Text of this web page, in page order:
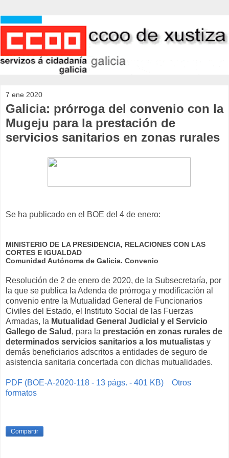
7 ene 2020
Galicia: prórroga del convenio con la
Mugeju para la prestación de
servicios sanitarios en zonas rurales
Se ha publicado en el BOE del 4 de enero:
MINISTERIO DE LA PRESIDENCIA, RELACIONES CON LAS
CORTES E IGUALDAD
Comunidad Autónoma de Galicia. Convenio
Resolución de 2 de enero de 2020, de la Subsecretaría, por
la que se publica la Adenda de prórroga y modificación al
convenio entre la Mutualidad General de Funcionarios
Civiles del Estado, el Instituto Social de las Fuerzas
Armadas, la Mutualidad General Judicial y el Servicio
Gallego de Salud , para la prestación en zonas rurales de
determinados servicios sanitarios a los mutualistas y
demás beneficiarios adscritos a entidades de seguro de
asistencia sanitaria concertada con dichas mutualidades.
PDF (BOE-A-2020-118 - 13 págs. - 401 KB)
Otros
formatos
Compartir